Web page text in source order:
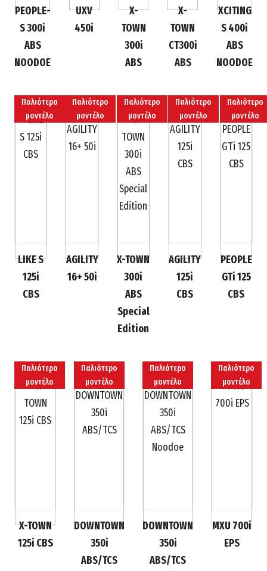
PEOPLE-
S 300i
ABS
NOODOE
UXV
450i
X-
TOWN
300i
ABS
X-
TOWN
CT300i
ABS
XCITING
S 400i
ABS
NOODOE
Παλιότερο
μοντέλο
LIKE S
125i
CBS
Παλιότερο
μοντέλο
AGILITY
16+ 50i
Παλιότερο
μοντέλο
X-TOWN
300i
ABS
Special
Edition
Παλιότερο
μοντέλο
AGILITY
125i
CBS
Παλιότερο
μοντέλο
PEOPLE
GTi 125
CBS
Παλιότερο
μοντέλο
X-TOWN
125i CBS
Παλιότερο
μοντέλο
DOWNTOWN
350i
ABS/TCS
Παλιότερο
μοντέλο
DOWNTOWN
350i
ABS/TCS
Παλιότερο
μοντέλο
MXU 700i
EPS